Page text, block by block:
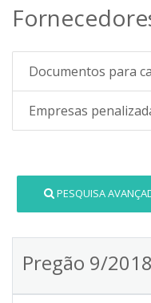
Documentos para
Empresas
PESQUISA
Pregão 9/2018